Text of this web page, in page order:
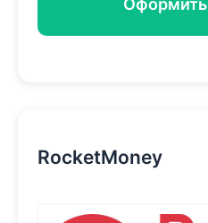
Оформить
RocketMoney